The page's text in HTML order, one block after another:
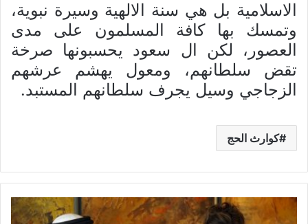
الاسلامية بل هي سنة الالهية وسيرة نبوية،
وتمسك بها كافة المسلمون على مدى
العصور، لكن ال سعود يحسبونها صرخة
تقض سلطانهم، ومعول يهشم عرشهم
الزجاجي وسيل يجرف سلطانهم المستبد.
كوارث الحج